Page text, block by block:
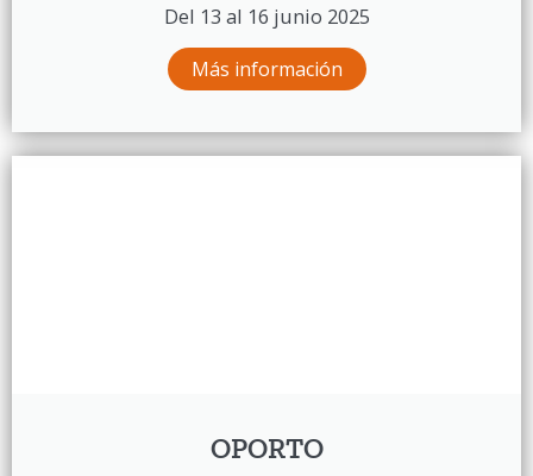
Del 13 al 16 junio 2025
Más información
OPORTO